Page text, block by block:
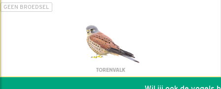
GEEN BROEDSEL
TORENVALK